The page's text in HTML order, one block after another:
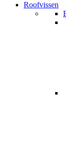
Roofvissen